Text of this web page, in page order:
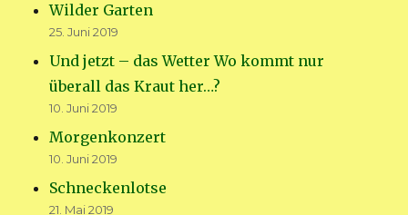
Wilder Garten
25. Juni 2019
Und jetzt – das Wetter Wo kommt nur
überall das Kraut her…?
10. Juni 2019
Morgenkonzert
10. Juni 2019
Schneckenlotse
21. Mai 2019